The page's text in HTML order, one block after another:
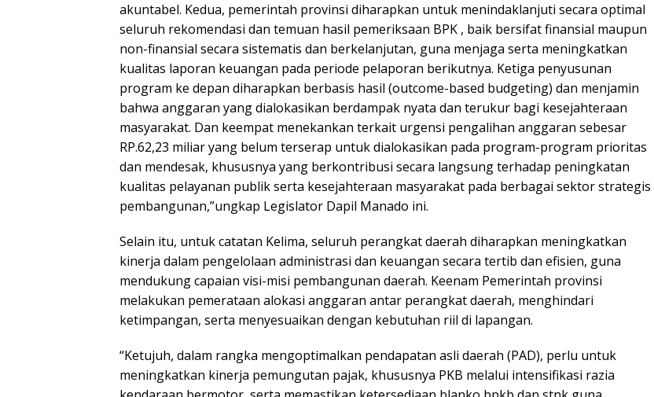
akuntabel. Kedua, pemerintah provinsi diharapkan untuk menindaklanjuti secara optimal
seluruh rekomendasi dan temuan hasil pemeriksaan BPK , baik bersifat finansial maupun
non-finansial secara sistematis dan berkelanjutan, guna menjaga serta meningkatkan
kualitas laporan keuangan pada periode pelaporan berikutnya. Ketiga penyusunan
program ke depan diharapkan berbasis hasil (outcome-based budgeting) dan menjamin
bahwa anggaran yang dialokasikan berdampak nyata dan terukur bagi kesejahteraan
masyarakat. Dan keempat menekankan terkait urgensi pengalihan anggaran sebesar
RP.62,23 miliar yang belum terserap untuk dialokasikan pada program-program prioritas
dan mendesak, khususnya yang berkontribusi secara langsung terhadap peningkatan
kualitas pelayanan publik serta kesejahteraan masyarakat pada berbagai sektor strategis
pembangunan,”ungkap Legislator Dapil Manado ini.
Selain itu, untuk catatan Kelima, seluruh perangkat daerah diharapkan meningkatkan
kinerja dalam pengelolaan administrasi dan keuangan secara tertib dan efisien, guna
mendukung capaian visi-misi pembangunan daerah. Keenam Pemerintah provinsi
melakukan pemerataan alokasi anggaran antar perangkat daerah, menghindari
ketimpangan, serta menyesuaikan dengan kebutuhan riil di lapangan.
“Ketujuh, dalam rangka mengoptimalkan pendapatan asli daerah (PAD), perlu untuk
meningkatkan kinerja pemungutan pajak, khususnya PKB melalui intensifikasi razia